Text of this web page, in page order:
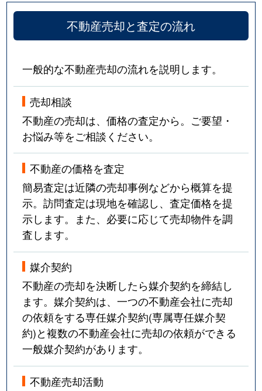
不動産売却と査定の流れ
一般的な不動産売却の流れを説明します。
売却相談
不動産の売却は、価格の査定から。ご要望・
お悩み等をご相談ください。
不動産の価格を査定
簡易査定は近隣の売却事例などから概算を提
示。訪問査定は現地を確認し、査定価格を提
示します。また、必要に応じて売却物件を調
査します。
媒介契約
不動産の売却を決断したら媒介契約を締結し
ます。媒介契約は、一つの不動産会社に売却
の依頼をする専任媒介契約(専属専任媒介契
約)と複数の不動産会社に売却の依頼ができる
一般媒介契約があります。
不動産売却活動